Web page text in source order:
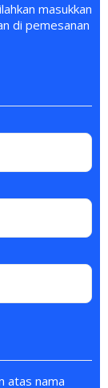
masukkan
di pemesanan
atas nama